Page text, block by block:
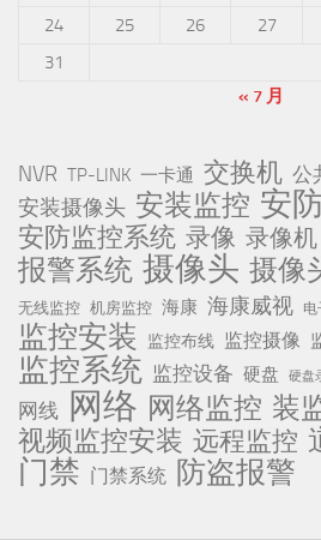
24
25 26 27
31
« 7 月
NVR TP-LINK 一卡通 交换机 公
安装摄像头 安装监控 安
安防监控系统 录像 录像机
报警系统 摄像头 摄像
无线监控 机房监控 海康 海康威视 电
监控安装 监控布线 监控摄像
监控系统 监控设备 硬盘 硬盘
网线 网络 网络监控 装
视频监控安装 远程监控
门禁 门禁系统 防盗报警